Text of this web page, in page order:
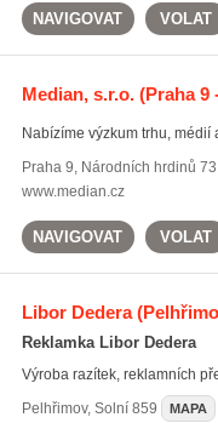
NAVIGOVAT VOLAT
Median, s.r.o.(Praha 9
Nabízíme výzkum trhu, médií
Praha 9, Národních hrdinů 73
www.median.cz
NAVIGOVAT VOLAT
Libor Dedera
Reklamka Libor Dedera
Výroba razítek, reklamních
Pelhřimov, Solní 859 MAPA